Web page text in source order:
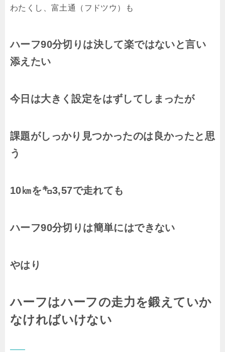
わたくし、富土通（フドツウ）も
ハーフ90分切りは決して楽ではないと言い
添えたい
今日は大きく設定をはずしてしまったが
課題がしっかり見つかったのは良かったと思
う
10㎞を㌔3,57で走れても
ハーフ90分切りは簡単にはできない
やはり
ハーフはハーフの走力を鍛えていか
なければいけない